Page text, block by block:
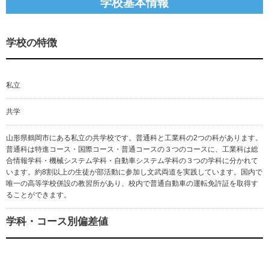
学校基本情報
学校の特徴
私立
共学
山形県鶴岡市にある私立の共学校です。普通科と工業科の2つの科があります。
普通科は特進コース・国際コース・普通コースの３つのコースに、工業科は総
合情報学科・機械システム学科・自動車システム学科の３つの学科に分かれて
います。約8割以上の生徒が部活動に参加し文武両道を実践しています。国内で
唯一の高等学校併設の教習所があり、校内で普通自動車の運転免許証を取得す
ることができます。
学科・コース別偏差値